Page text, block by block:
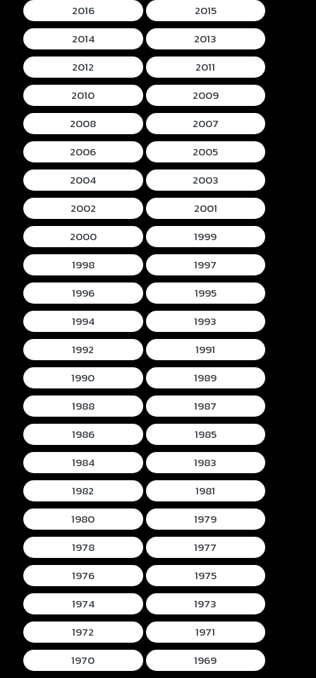
2016
2015
2014
2013
2012
2011
2010
2009
2008
2007
2006
2005
2004
2003
2002
2001
2000
1999
1998
1997
1996
1995
1994
1993
1992
1991
1990
1989
1988
1987
1986
1985
1984
1983
1982
1981
1980
1979
1978
1977
1976
1975
1974
1973
1972
1971
1970
1969